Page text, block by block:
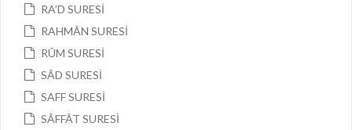
RA’D SURESİ
RAHMÂN SURESİ
RÛM SURESİ
SÂD SURESİ
SAFF SURESİ
SÂFFÂT SURESİ